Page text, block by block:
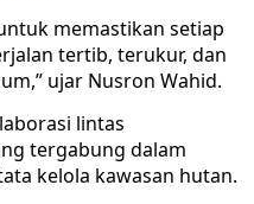
memastikan setiap
tertib, terukur, dan
ujar Nusron Wahid.
lintas
tergabung dalam
kelola kawasan hutan.